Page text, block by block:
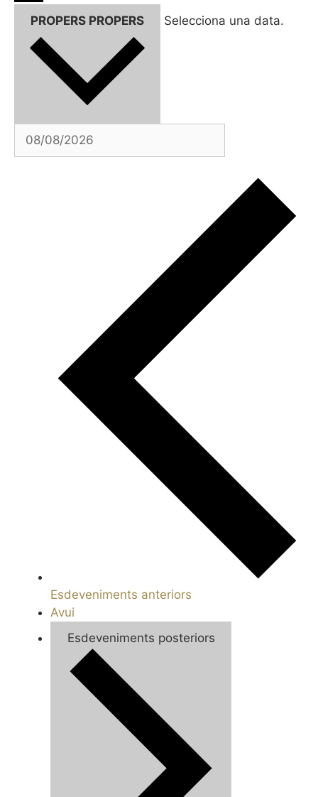
PROPERS PROPERS Selecciona una data.
Esdeveniments anteriors
Avui
Esdeveniments posteriors